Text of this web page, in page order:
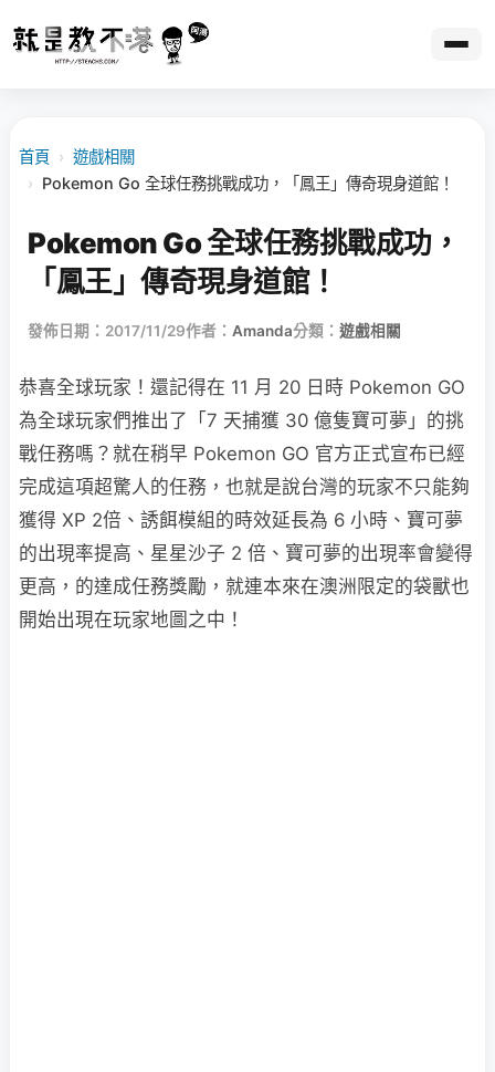
首頁 › 遊戲相關
› Pokemon Go 全球任務挑戰成功，「鳳王」傳奇現身道館！
Pokemon Go 全球任務挑戰成功，
「鳳王」傳奇現身道館！
發佈日期：2017/11/29作者： Amanda分類： 遊戲相關
恭喜全球玩家！還記得在 11 月 20 日時 Pokemon GO
為全球玩家們推出了「7 天捕獲 30 億隻寶可夢」的挑
戰任務嗎？就在稍早 Pokemon GO 官方正式宣布已經
完成這項超驚人的任務，也就是說台灣的玩家不只能夠
獲得 XP 2倍、誘餌模組的時效延長為 6 小時、寶可夢
的出現率提高、星星沙子 2 倍、寶可夢的出現率會變得
更高，的達成任務獎勵，就連本來在澳洲限定的袋獸也
開始出現在玩家地圖之中！